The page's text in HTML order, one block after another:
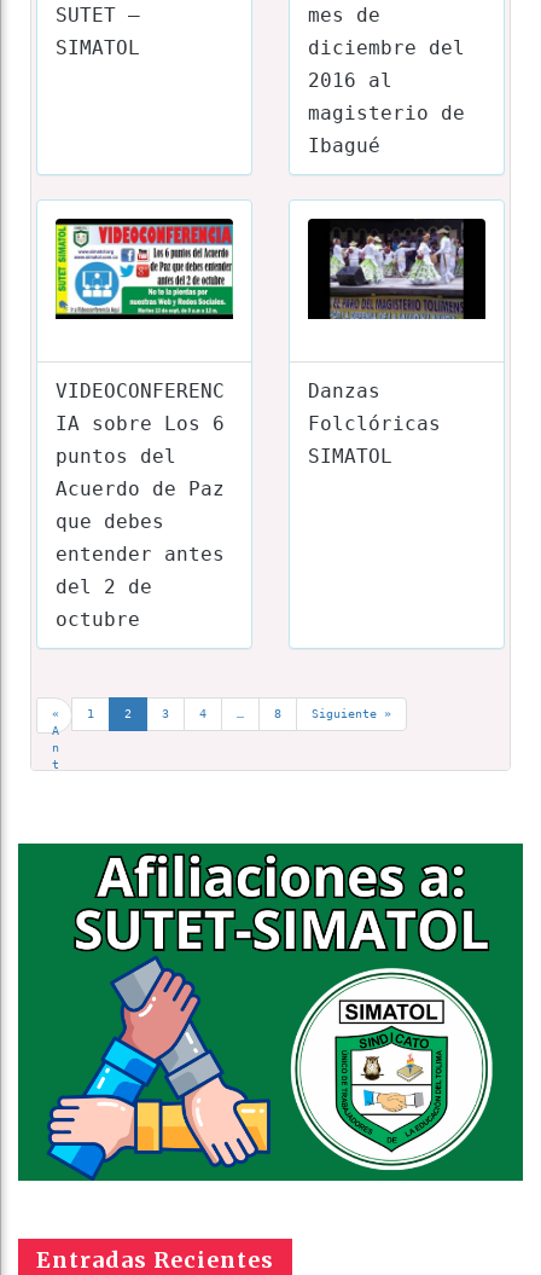
SUTET –
SIMATOL
mes de
diciembre del
2016 al
magisterio de
Ibagué
VIDEOCONFERENC
IA sobre Los 6
puntos del
Acuerdo de Paz
que debes
entender antes
del 2 de
octubre
Danzas
Folclóricas
SIMATOL
«
A
n
t
1 2 3 4 8 Siguiente »
Entradas Recientes